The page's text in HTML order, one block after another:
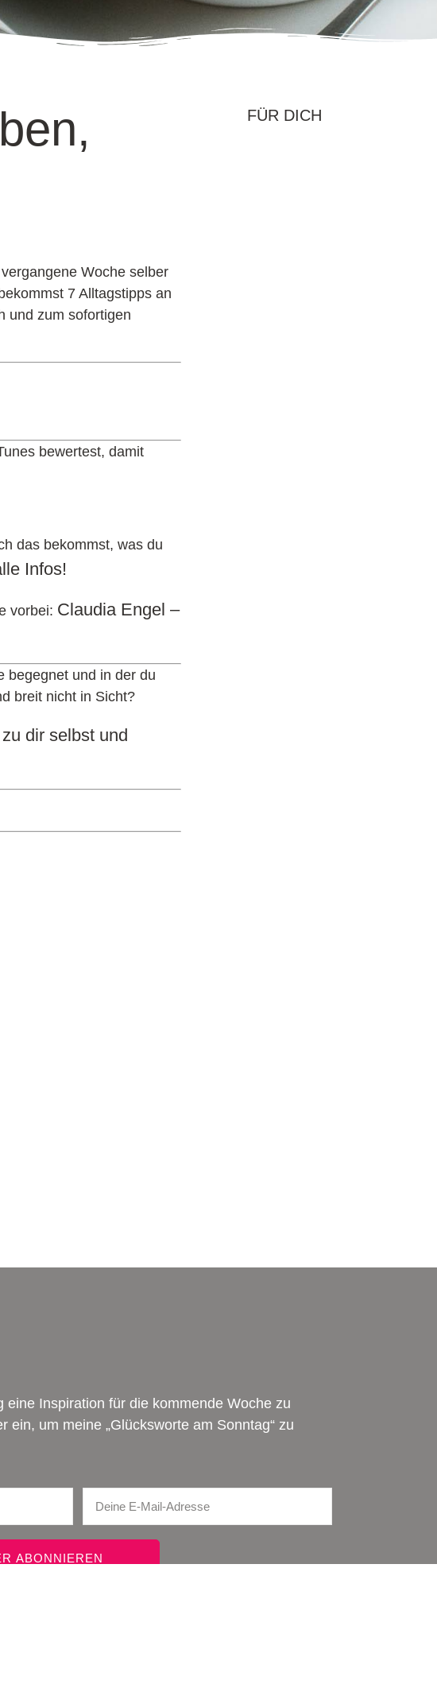
Woche selber
7 Alltagstipps an
und zum sofortigen
bewertest, damit
das bekommst, was du
Infos!
vorbei: Claudia Engel –
begegnet und in der du
breit nicht in Sicht?
dir selbst und
FÜR DICH
eine Inspiration für die kommende Woche zu
ein, um meine „Glücksworte am Sonntag“ zu
ABONNIEREN